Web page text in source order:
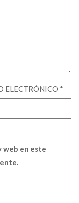
ELECTRÓNICO *
web en este